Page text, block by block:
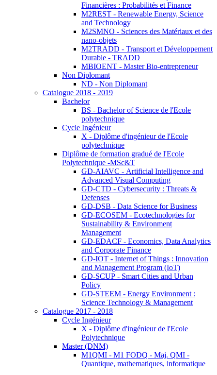
Financières : Probabilités et Finance
M2REST - Renewable Energy, Science
and Technology
M2SMNO - Sciences des Matériaux et des
nano-objets
M2TRADD - Transport et Développement
Durable - TRADD
MBIOENT - Master Bio-entrepreneur
Non Diplomant
ND - Non Diplomant
Catalogue 2018 - 2019
Bachelor
BS - Bachelor of Science de l'Ecole
polytechnique
Cycle Ingénieur
X - Diplôme d'ingénieur de l'Ecole
polytechnique
Diplôme de formation gradué de l'Ecole
Polytechnique -MSc&T
GD-AIAVC - Artificial Intelligence and
Advanced Visual Computing
GD-CTD - Cybersecurity : Threats &
Defenses
GD-DSB - Data Science for Business
GD-ECOSEM - Ecotechnologies for
Sustainability & Environment
Management
GD-EDACF - Economics, Data Analytics
and Corporate Finance
GD-IOT - Internet of Things : Innovation
and Management Program (IoT)
GD-SCUP - Smart Cities and Urban
Policy
GD-STEEM - Energy Environment :
Science Technology & Management
Catalogue 2017 - 2018
Cycle Ingénieur
X - Diplôme d'ingénieur de l'Ecole
Polytechnique
Master (DNM)
M1QMI - M1 FODQ - Maj. QMI -
Quantique, mathematiques, informatique